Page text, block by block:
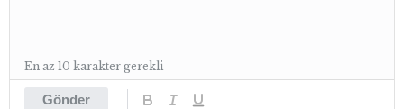
Gönder
En az 10 karakter gerekli